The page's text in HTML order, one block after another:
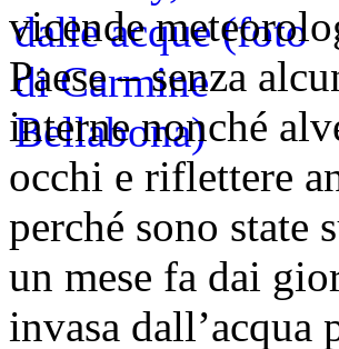
vicende
Paese – senza
interne nonché
occhi e riflettere
perché sono state
un mese fa dai
invasa dall’acqua